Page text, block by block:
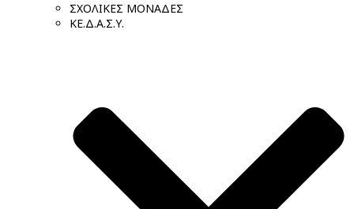
ΣΧΟΛΙΚΕΣ ΜΟΝΑΔΕΣ
ΚΕ.Δ.Α.Σ.Υ.